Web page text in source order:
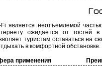
Fi является неотъемлемой
ожидается от гостей
туристам оставаться на
в комфортной обстановке.
применения